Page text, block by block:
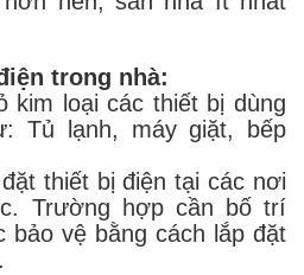
trong nhà:
loại các thiết bị dùng
Tủ lạnh, máy giặt, bếp
bị điện tại các nơi
Trường hợp cần bố trí
bảo vệ bằng cách lắp đặt